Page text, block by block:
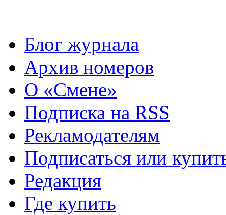
Блог журнала
Архив номеров
О «Смене»
Подписка на RSS
Рекламодателям
Подписаться или
Редакция
Где купить